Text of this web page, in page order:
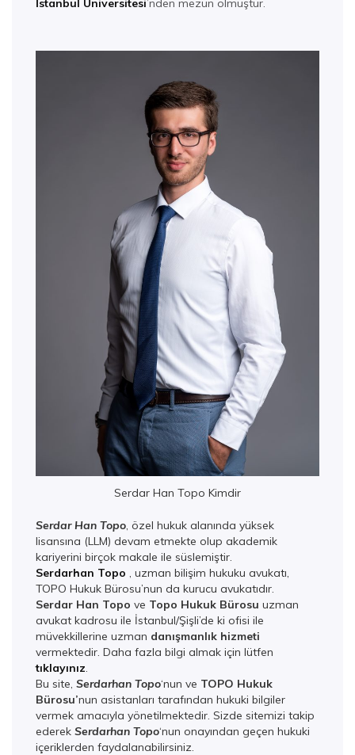
İstanbul Üniversitesi’nden mezun olmuştur.
Serdar Han Topo Kimdir
Serdar Han Topo, özel hukuk alanında yüksek
lisansına (LLM) devam etmekte olup akademik
kariyerini birçok makale ile süslemiştir.
Serdarhan Topo , uzman bilişim hukuku avukatı,
TOPO Hukuk Bürosu’nun da kurucu avukatıdır.
Serdar Han Topo ve Topo Hukuk Bürosu uzman
avukat kadrosu ile İstanbul/Şişli’de ki ofisi ile
müvekkillerine uzman danışmanlık hizmeti
vermektedir. Daha fazla bilgi almak için lütfen
tıklayınız.
Bu site, Serdarhan Topo‘nun ve TOPO Hukuk
Bürosu’nun asistanları tarafından hukuki bilgiler
vermek amacıyla yönetilmektedir. Sizde sitemizi takip
ederek Serdarhan Topo‘nun onayından geçen hukuki
içeriklerden faydalanabilirsiniz.